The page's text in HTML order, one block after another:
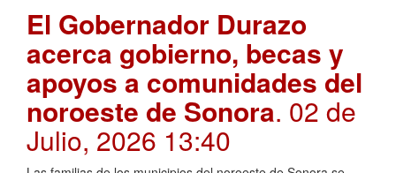
El Gobernador Durazo
acerca gobierno, becas y
apoyos a comunidades del
noroeste de Sonora. 02 de
Julio, 2026 13:40